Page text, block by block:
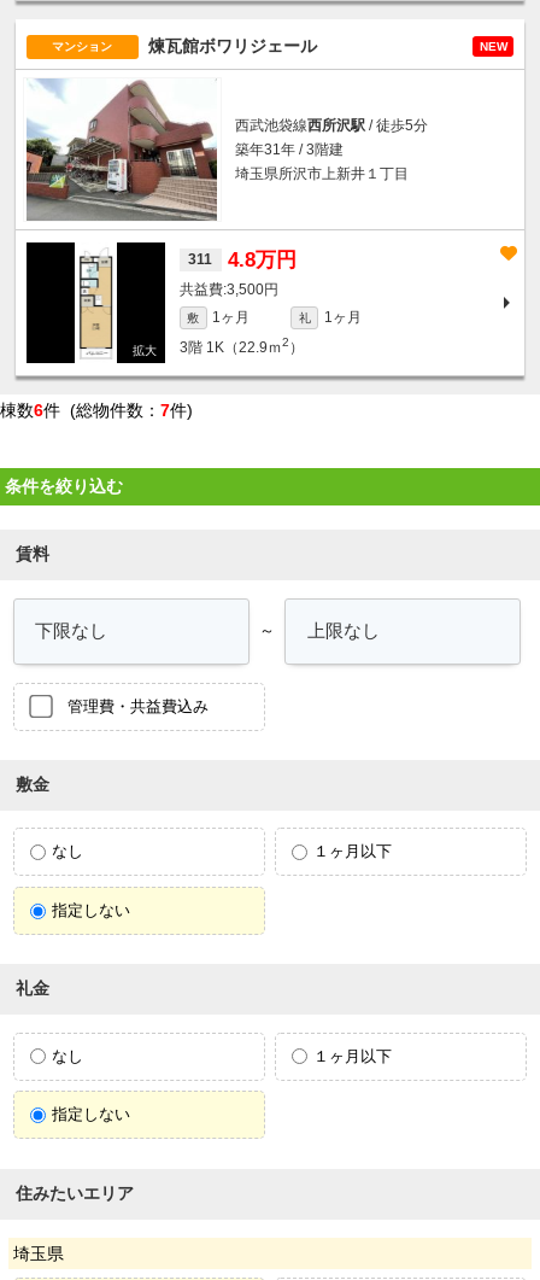
マンション 煉瓦館ボワリジェール NEW
西武池袋線西所沢駅 / 徒歩5分
築年31年 / 3階建
埼玉県所沢市上新井１丁目
311 4.8万円
3,500円
敷 1ヶ月 礼
1ヶ月
3階 1K（22.9ｍ2 ）
棟数6件 (総物件数： 7件)
条件を絞り込む
賃料
～
管理費・共益費込み
敷金
なし １ヶ月以下
指定しない
礼金
なし １ヶ月以下
指定しない
住みたいエリア
埼玉県